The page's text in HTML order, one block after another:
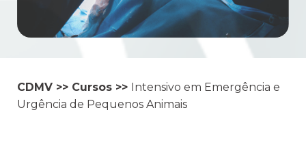
CDMV >> Cursos >> Intensivo em Emergência e
Urgência de Pequenos Animais